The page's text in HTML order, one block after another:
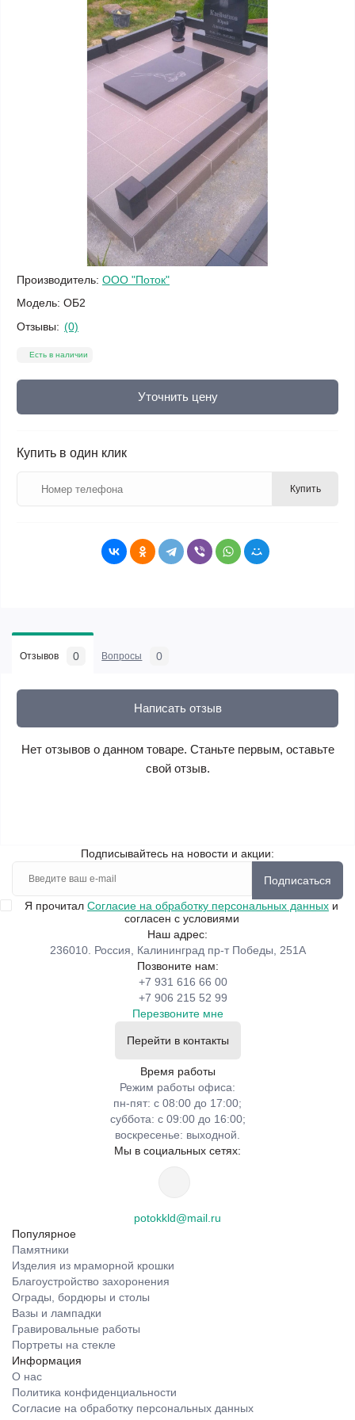
Производитель: ООО "Поток"
Модель: ОБ2
Отзывы: (0)
Есть в наличии
Уточнить цену
Купить в один клик
Купить
Отзывов 0 Вопросы 0
Написать отзыв
Нет отзывов о данном товаре. Станьте первым, оставьте
свой отзыв.
Подписывайтесь на новости и акции:
Подписаться
Я прочитал Согласие на обработку персональных данных и
согласен с условиями
Наш адрес:
236010. Россия, Калининград пр-т Победы, 251А
Позвоните нам:
+7 931 616 66 00
+7 906 215 52 99
Перезвоните мне
Перейти в контакты
Время работы
Режим работы офиса:
пн-пят: с 08:00 до 17:00;
суббота: с 09:00 до 16:00;
воскресенье: выходной.
Мы в социальных сетях:
potokkld@mail.ru
Популярное
Памятники
Изделия из мраморной крошки
Благоустройство захоронения
Ограды, бордюры и столы
Вазы и лампадки
Гравировальные работы
Портреты на стекле
Информация
О нас
Политика конфиденциальности
Согласие на обработку персональных данных